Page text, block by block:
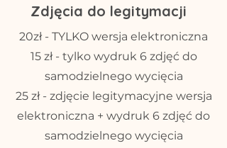
Zdjęcia do legitymacji
20zł - TYLKO wersja elektroniczna
15 zł - tylko wydruk 6 zdjęć do
samodzielnego wycięcia
25 zł - zdjęcie legitymacyjne wersja
elektroniczna + wydruk 6 zdjęć do
samodzielnego wycięcia